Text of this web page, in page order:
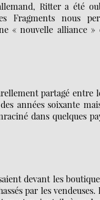
Ritter a été
Fragments nous
« nouvelle alliance
partagé
années soixante
dans quelques
devant les
par les